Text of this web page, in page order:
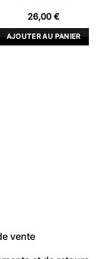
26,00 €
AJOUTER AU PANIER
vente